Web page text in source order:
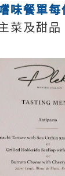
味餐單
菜及甜品